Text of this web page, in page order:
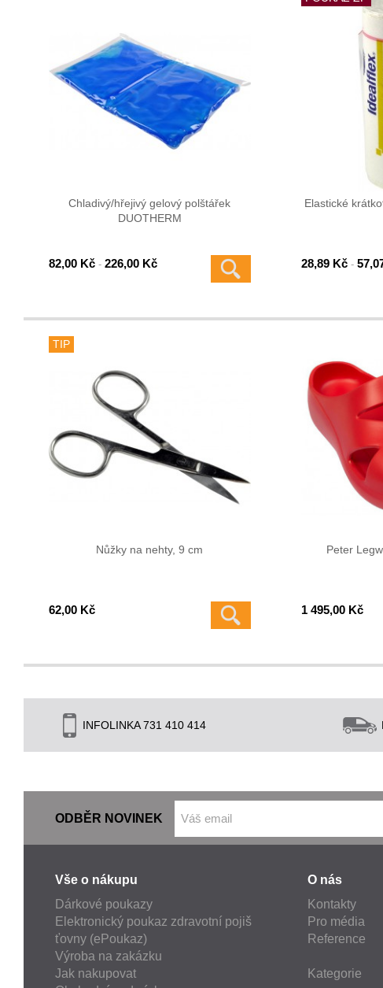
Chladivý/hřejivý gelový polštářek
DUOTHERM
82,00 Kč -226,00 Kč
Elastické
28,89 Kč -
TIP
Nůžky na nehty, 9 cm
62,00 Kč
Peter
1 495,00 Kč
INFOLINKA 731 410 414
ODBĚR NOVINEK
Vše o nákupu
Dárkové poukazy
Elektronický poukaz zdravotní pojiš
ťovny (ePoukaz)
Výroba na zakázku
Jak nakupovat
O nás
Kontakty
Pro média
Reference
Kategorie